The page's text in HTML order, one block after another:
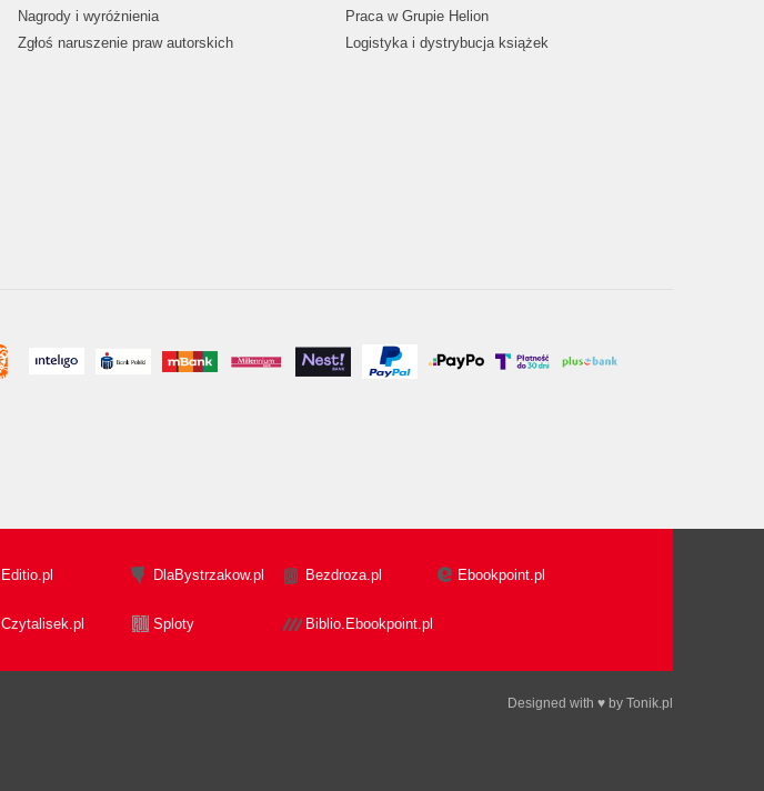
Nagrody i wyróżnienia
Zgłoś naruszenie praw autorskich
Praca w Grupie Helion
Logistyka i dystrybucja książek
Editio.pl DlaBystrzakow.pl Bezdroza.pl Ebookpoint.pl
Czytalisek.pl Sploty Biblio.Ebookpoint.pl
Designed with ♥ by Tonik.pl